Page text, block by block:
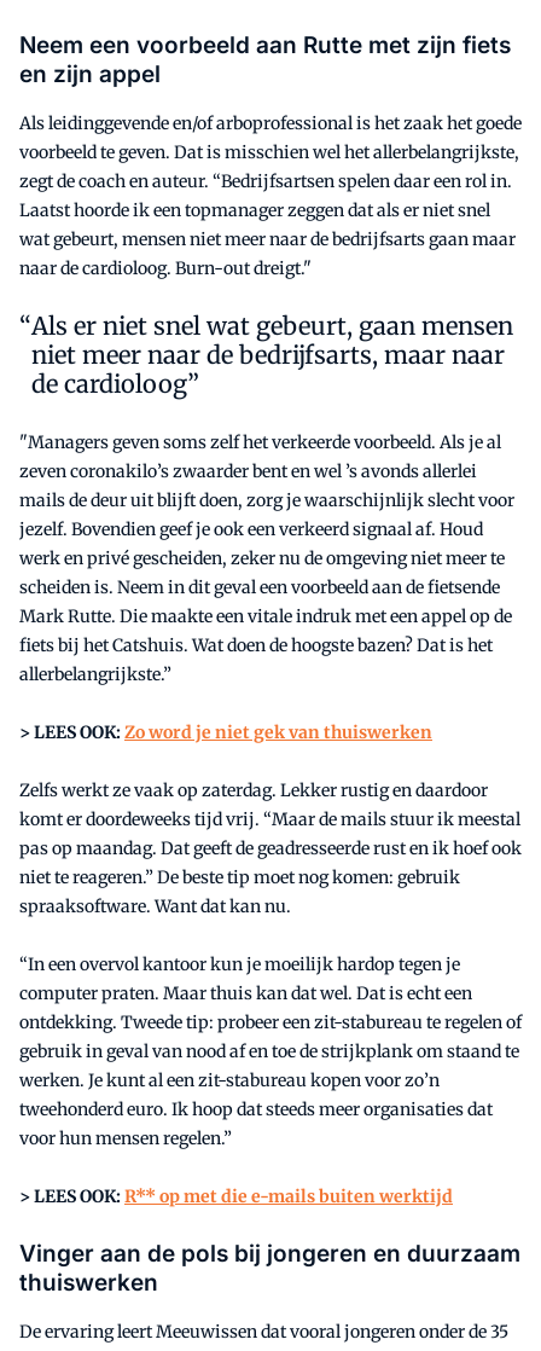
Neem een voorbeeld aan Rutte met zijn fiets
en zijn appel
Als leidinggevende en/of arboprofessional is het zaak het goede
voorbeeld te geven. Dat is misschien wel het allerbelangrijkste,
zegt de coach en auteur. “Bedrijfsartsen spelen daar een rol in.
Laatst hoorde ik een topmanager zeggen dat als er niet snel
wat gebeurt, mensen niet meer naar de bedrijfsarts gaan maar
naar de cardioloog. Burn-out dreigt."
Als er niet snel wat gebeurt, gaan mensen
niet meer naar de bedrijfsarts, maar naar
de cardioloog”
"Managers geven soms zelf het verkeerde voorbeeld. Als je al
zeven coronakilo’s zwaarder bent en wel ’s avonds allerlei
mails de deur uit blijft doen, zorg je waarschijnlijk slecht voor
jezelf. Bovendien geef je ook een verkeerd signaal af. Houd
werk en privé gescheiden, zeker nu de omgeving niet meer te
scheiden is. Neem in dit geval een voorbeeld aan de fietsende
Mark Rutte. Die maakte een vitale indruk met een appel op de
fiets bij het Catshuis. Wat doen de hoogste bazen? Dat is het
allerbelangrijkste.”
> LEES OOK:Zo word je niet gek van thuiswerken
Zelfs werkt ze vaak op zaterdag. Lekker rustig en daardoor
komt er doordeweeks tijd vrij. “Maar de mails stuur ik meestal
pas op maandag. Dat geeft de geadresseerde rust en ik hoef ook
niet te reageren.” De beste tip moet nog komen: gebruik
spraaksoftware. Want dat kan nu.
“In een overvol kantoor kun je moeilijk hardop tegen je
computer praten. Maar thuis kan dat wel. Dat is echt een
ontdekking. Tweede tip: probeer een zit-stabureau te regelen of
gebruik in geval van nood af en toe de strijkplank om staand te
werken. Je kunt al een zit-stabureau kopen voor zo’n
tweehonderd euro. Ik hoop dat steeds meer organisaties dat
voor hun mensen regelen.”
> LEES OOK:R** op met die e-mails buiten werktijd
Vinger aan de pols bij jongeren en duurzaam
thuiswerken
De ervaring leert Meeuwissen dat vooral jongeren onder de 35